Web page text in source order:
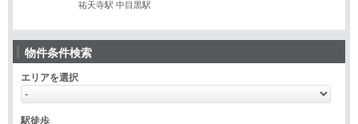
祐天寺駅 中目黒駅
物件条件検索
エリアを選択
駅徒歩